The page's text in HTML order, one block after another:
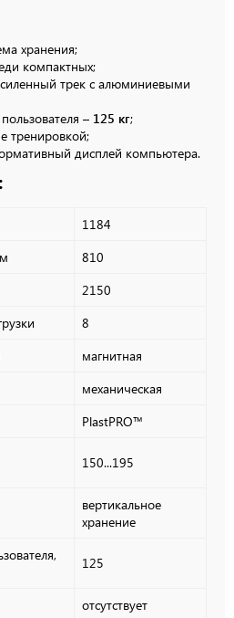
хранения;
компактных;
трек с алюминиевыми
– 125 кг;
тренировкой;
дисплей компьютера.
1184
810
2150
8
магнитная
механическая
PlastPRO™
150...195
вертикальное
хранение
125
отсутствует